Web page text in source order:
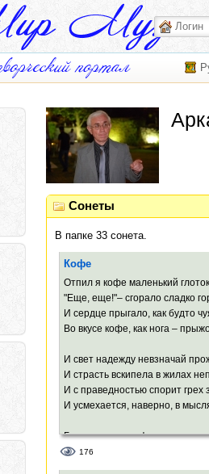
Сонеты
В папке 33 сонета.
Кофе
Отпил я кофе маленький
"Еще, еще!"– сгорало сладко
И сердце прыгало, как будто
Во вкусе кофе, как нога –
И свет надежду невзначай
И страсть вскипела в жилах
И с праведностью спорит грех
И усмехается, наверно, в
Быть может, в кофе
И одиночество, и пузырёчки
176